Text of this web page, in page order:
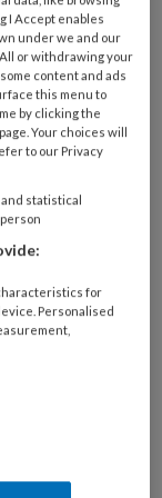
I Accept enables
under we and our
or withdrawing your
content and ads
this menu to
by clicking the
Your choices will
to our Privacy
statistical
for
Personalised